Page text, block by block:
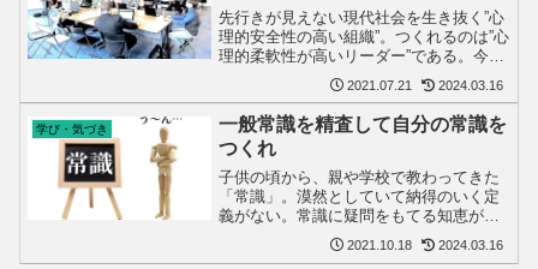
先行きが見えない現代社会を生き抜く”心
理的安全性の高い組織”。つくれるのは”心
理的柔軟性が高いリーダー”である。今だ
こそ大切な”ゆとりのある心”。人間力を磨
2021.07.21 2024.03.16
学び・気づき
一般常識を精査して自分の常識を
つくれ
子供の頃から、親や学校で教わってきた
「常識」。漠然としていて納得のいく定
義がない。常識に疑問をもてる知恵が
『良識』で、哲学者の三木清によれば常
識の上位概念としている。当たり前と思
2021.10.18 2024.03.16